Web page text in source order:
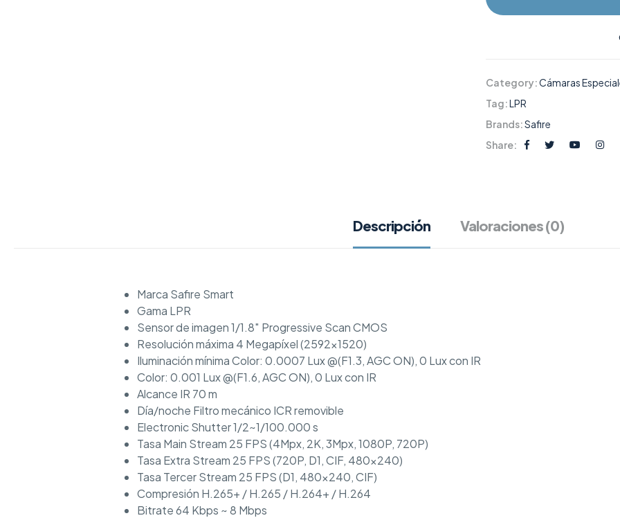
Category:Cámaras
Tag:LPR
Brands:Safire
Share:
Descripción Valoraciones (0)
Marca Safire Smart
Gama LPR
Sensor de imagen 1/1.8″ Progressive Scan CMOS
Resolución máxima 4 Megapíxel (2592×1520)
Iluminación mínima Color: 0.0007 Lux @(F1.3, AGC ON), 0 Lux con IR
Color: 0.001 Lux @(F1.6, AGC ON), 0 Lux con IR
Alcance IR 70 m
Día/noche Filtro mecánico ICR removible
Electronic Shutter 1/2~1/100.000 s
Tasa Main Stream 25 FPS (4Mpx, 2K, 3Mpx, 1080P, 720P)
Tasa Extra Stream 25 FPS (720P, D1, CIF, 480×240)
Tasa Tercer Stream 25 FPS (D1, 480×240, CIF)
Compresión H.265+ / H.265 / H.264+ / H.264
Bitrate 64 Kbps ~ 8 Mbps